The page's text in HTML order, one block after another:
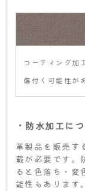
コーティング加
傷付く可能性が
・防水加工に
革製品を販売す
載が必要です。
ると色落ち・変
能性もあります。